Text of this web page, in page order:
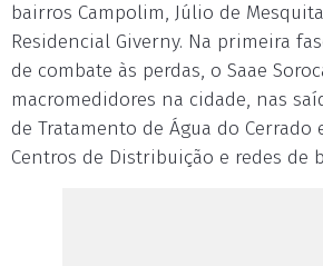
bairros Campolim, Júlio de
Residencial Giverny. Na primeira
de combate às perdas, o Saae
macromedidores na cidade, nas
de Tratamento de Água do Cerrado
Centros de Distribuição e redes de